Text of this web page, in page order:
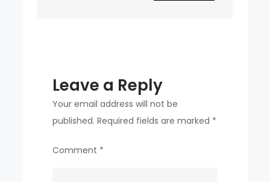
Leave a Reply
Your email address will not be
published. Required fields are marked *
Comment *